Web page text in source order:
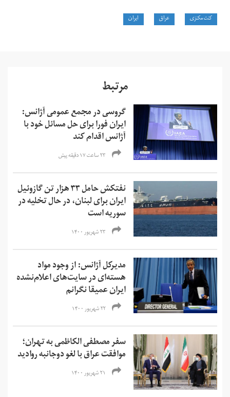
کنت مکنزی عراق ایران
مرتبط
گروسی در مجمع عمومی آژانس:
ایران فورا برای حل مسائل خود با
آژانس اقدام کند
۲۳ ساعت ۱۷ دقیقه پیش
نفتکش حامل ۳۳ هزار تن گازوئیل
ایران برای لبنان، در حال تخلیه در
سوریه است
۲۳ شهریور ۱۴۰۰
مدیرکل آژانس: از وجود مواد
هسته‌ای در سایت‌های اعلام‌نشده
ایران عمیقا نگرانم
۲۲ شهریور ۱۴۰۰
سفر مصطفی الکاظمی به تهران؛
موافقت عراق با لغو دوجانبه روادید
۲۱ شهریور ۱۴۰۰